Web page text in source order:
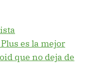
es la mejor
que no deja de